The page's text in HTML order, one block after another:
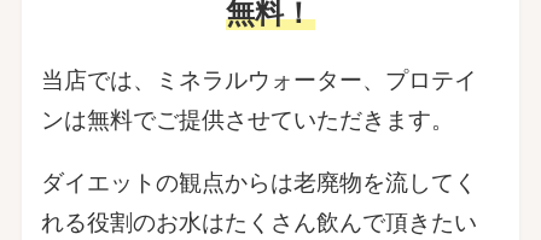
無料！
当店では、ミネラルウォーター、プロテイ
ンは無料でご提供させていただきます。
ダイエットの観点からは老廃物を流してく
れる役割のお水はたくさん飲んで頂きたい